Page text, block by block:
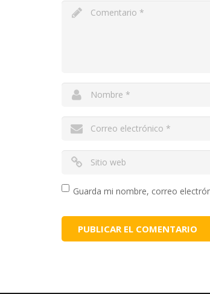
Guarda mi nombre, correo